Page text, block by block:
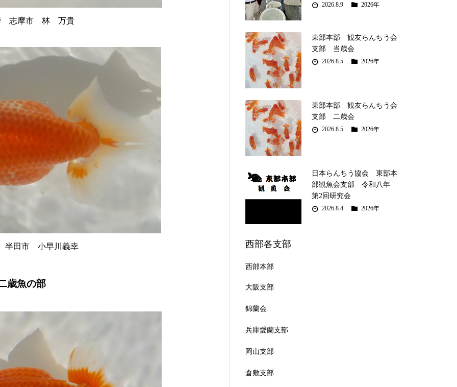
志摩市 林 万貴
田市 小早川義幸
歳魚の部
2026.8.9 2026年
東部本部 観友らんちう会
支部 当歳会
2026.8.5 2026年
東部本部 観友らんちう会
支部 二歳会
2026.8.5 2026年
日本らんちう協会 東部本
部観魚会支部 令和八年
第2回研究会
2026.8.4 2026年
西部各支部
西部本部
大阪支部
錦蘭会
兵庫愛蘭支部
岡山支部
倉敷支部